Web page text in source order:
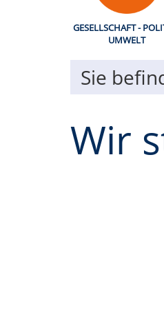
GESELLSCHAFT -
UMWELT
Sie
Wir